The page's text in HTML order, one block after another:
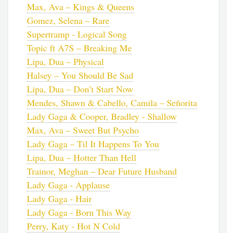
Max, Ava – Kings & Queens
Gomez, Selena – Rare
Supertramp - Logical Song
Topic ft A7S – Breaking Me
Lipa, Dua – Physical
Halsey – You Should Be Sad
Lipa, Dua – Don’t Start Now
Mendes, Shawn & Cabello, Camila – Señorita
Lady Gaga & Cooper, Bradley - Shallow
Max, Ava – Sweet But Psycho
Lady Gaga – Til It Happens To You
Lipa, Dua – Hotter Than Hell
Trainor, Meghan – Dear Future Husband
Lady Gaga - Applause
Lady Gaga - Hair
Lady Gaga - Born This Way
Perry, Katy - Hot N Cold